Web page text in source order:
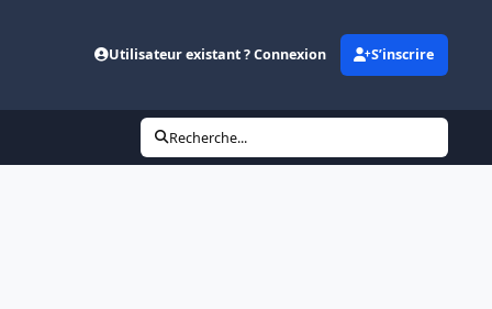
Utilisateur existant ? Connexion S’inscrire
Recherche...